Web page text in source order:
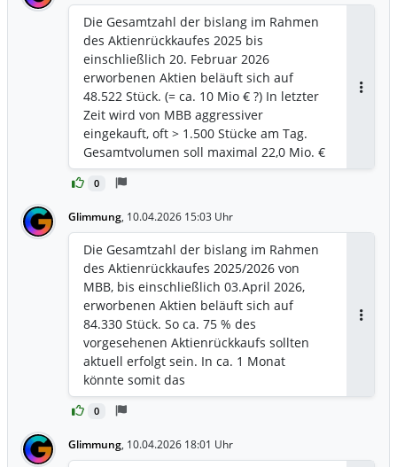
0
Die Gesamtzahl der bislang im Rahmen
des Aktienrückkaufes 2025 bis
einschließlich 20. Februar 2026
erworbenen Aktien beläuft sich auf
48.522 Stück. (= ca. 10 Mio € ?) In letzter
Zeit wird von MBB aggressiver
eingekauft, oft > 1.500 Stücke am Tag.
Gesamtvolumen soll maximal 22,0 Mio. €
betragen. Davon dürfte demnächst die
Hälfte ausgegeben sein.
Glimmung, 10.04.2026 15:03 Uhr
0
Die Gesamtzahl der bislang im Rahmen
des Aktienrückkaufes 2025/2026 von
MBB, bis einschließlich 03.April 2026,
erworbenen Aktien beläuft sich auf
84.330 Stück. So ca. 75 % des
vorgesehenen Aktienrückkaufs sollten
aktuell erfolgt sein. In ca. 1 Monat
könnte somit das
Aktienrückkaufprogramm beimit einem
Volumen von maximal 22,0 Mio. € (ohne
sein.
Glimmung, 10.04.2026 18:01 Uhr